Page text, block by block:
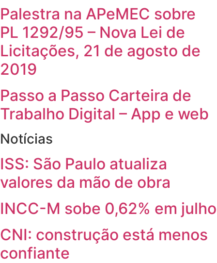
Palestra na APeMEC sobre
PL 1292/95 – Nova Lei de
Licitações, 21 de agosto de
2019
Passo a Passo Carteira de
Trabalho Digital – App e web
Notícias
ISS: São Paulo atualiza
valores da mão de obra
INCC-M sobe 0,62% em julho
CNI: construção está menos
confiante